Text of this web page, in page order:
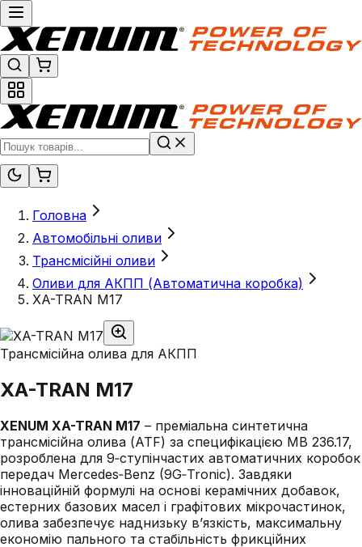
Головна
Автомобільні оливи
Трансмісійні оливи
Оливи для АКПП (Автоматична коробка)
XA-TRAN M17
Трансмісійна олива для АКПП
XA-TRAN M17
XENUM XA-TRAN M17 – преміальна синтетична
трансмісійна олива (ATF) за специфікацією MB 236.17,
розроблена для 9‑ступінчастих автоматичних коробок
передач Mercedes‑Benz (9G‑Tronic). Завдяки
інноваційній формулі на основі керамічних добавок,
естерних базових масел і графітових мікрочастинок,
олива забезпечує наднизьку в’язкість, максимальну
економію пального та стабільність фрикційних